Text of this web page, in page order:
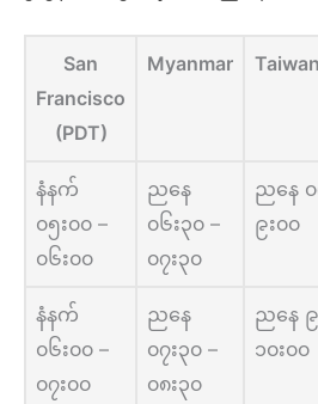
San
Francisco
(PDT)
Myanmar
နံနက်
၀၅း၀၀ –
၀၆း၀၀
ညနေ
၀၆း၃၀ –
၀၇း၃၀
ညနေ ၀
၉း၀၀
နံနက်
၀၆း၀၀ –
၀၇း၀၀
ညနေ
၀၇း၃၀ –
၀၈း၃၀
ညနေ ၉
၁၀း၀၀